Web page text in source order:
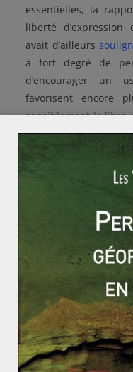
essentielles, la
liberté
avait d’ailleurs
à fort degré de
d’encourager
un
favorisent encore
sensiblement le libre
de consommation d’
Bien qu’il ne
désinformation, le
contre celle-ci.
devraient par
phénomène de «
algorithmes de
coupent les
pluralité d’information.
A terme, le DSA
européennes
déstabilisation par